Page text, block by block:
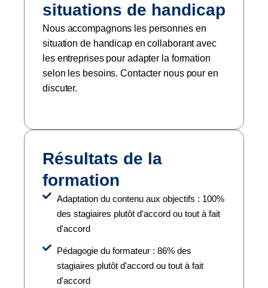
situations de handicap
Nous accompagnons les personnes en
situation de handicap en collaborant avec
les entreprises pour adapter la formation
selon les besoins. Contacter nous pour en
discuter.
Résultats de la
formation
Adaptation du contenu aux objectifs : 100%
des stagiaires plutôt d'accord ou tout à fait
d'accord
Pédagogie du formateur : 86% des
stagiaires plutôt d'accord ou tout à fait
d'accord